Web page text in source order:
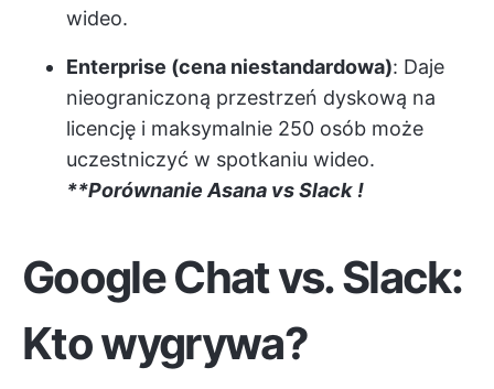
wideo.
Enterprise (cena niestandardowa): Daje
nieograniczoną przestrzeń dyskową na
licencję i maksymalnie 250 osób może
uczestniczyć w spotkaniu wideo.
**Porównanie Asana vs Slack !
Google Chat vs. Slack:
Kto wygrywa?